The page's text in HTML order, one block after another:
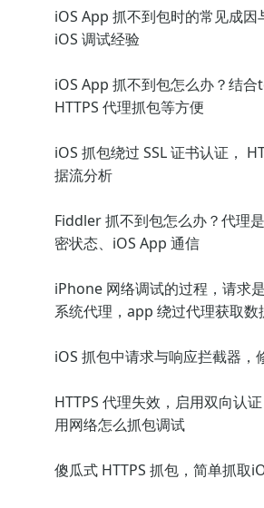
iOS App 抓不到包时的常见成因
iOS 调试经验
iOS App 抓不到包怎么办？结合
HTTPS 代理抓包等方便
iOS 抓包绕过 SSL 证书认证，
据流分析
Fiddler 抓不到包怎么办？代理
密状态、iOS App 通信
iPhone 网络调试的过程，请求
系统代理，app 绕过代理获取数
iOS 抓包中请求与响应拦截器，
HTTPS 代理失效，启用双向认
用网络怎么抓包调试
傻瓜式 HTTPS 抓包，简单抓取